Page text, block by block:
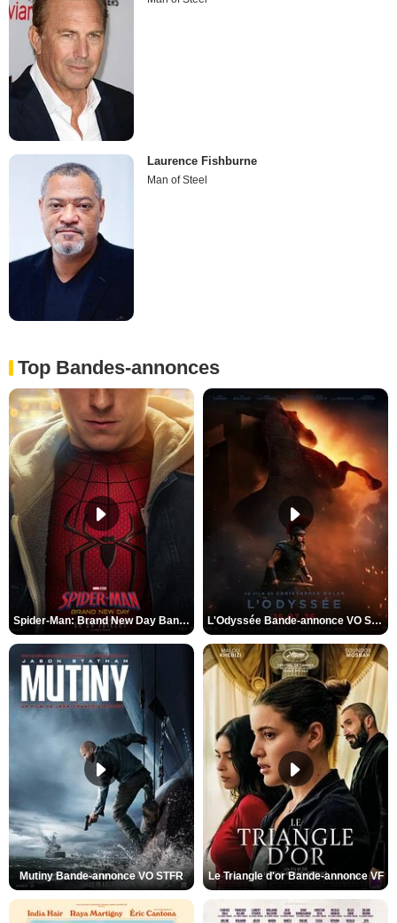
Laurence Fishburne
Man of Steel
Top Bandes-annonces
Spider-Man: Brand New Day Bande-annonce VO STFR L'Odyssée Bande-annonce VO STFR
Mutiny Bande-annonce VO STFR Le Triangle d'or Bande-annonce VF